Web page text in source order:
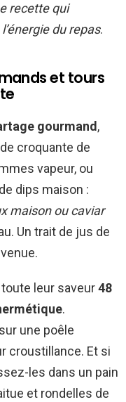
recette qui
du repas.
et tours
gourmand ,
croquante de
vapeur, ou
dips maison :
maison ou caviar
Un trait de jus de
leur saveur48
.
une poêle
croustillance. Et si
les dans un pain
et rondelles de